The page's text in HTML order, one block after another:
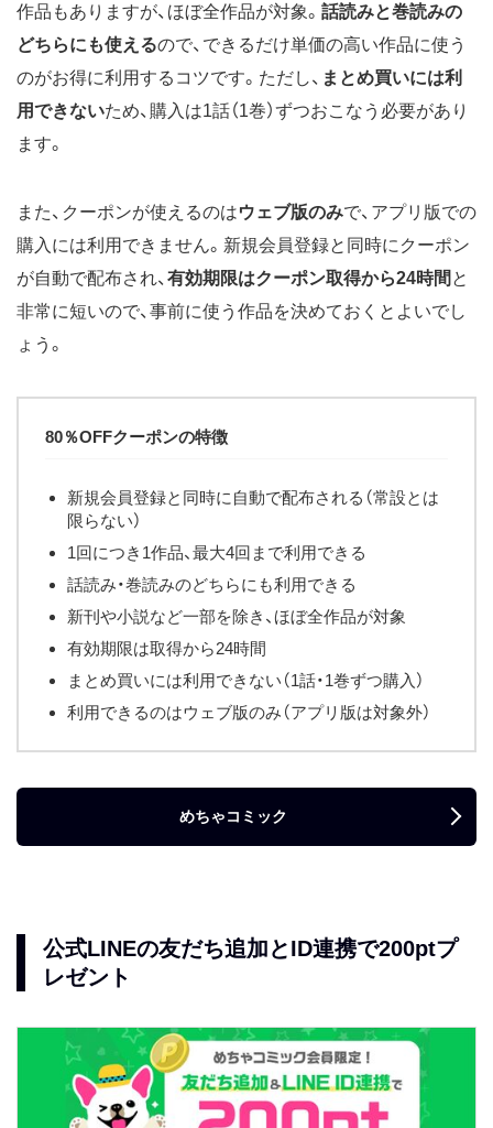
作品もありますが、ほぼ全作品が対象。 話読みと巻読みの
どちらにも使えるので、できるだけ単価の高い作品に使う
のがお得に利用するコツです。ただし、 まとめ買いには利
用できないため、購入は1話（1巻）ずつおこなう必要があり
ます。
また、クーポンが使えるのはウェブ版のみで、アプリ版での
購入には利用できません。新規会員登録と同時にクーポン
が自動で配布され、 有効期限はクーポン取得から24時間 と
非常に短いので、事前に使う作品を決めておくとよいでし
ょう。
80％OFFクーポンの特徴
新規会員登録と同時に自動で配布される（常設とは
限らない）
1回につき1作品、最大4回まで利用できる
話読み・巻読みのどちらにも利用できる
新刊や小説など一部を除き、ほぼ全作品が対象
有効期限は取得から24時間
まとめ買いには利用できない（1話・1巻ずつ購入）
利用できるのはウェブ版のみ（アプリ版は対象外）
めちゃコミック
公式LINEの友だち追加とID連携で200ptプ
レゼント